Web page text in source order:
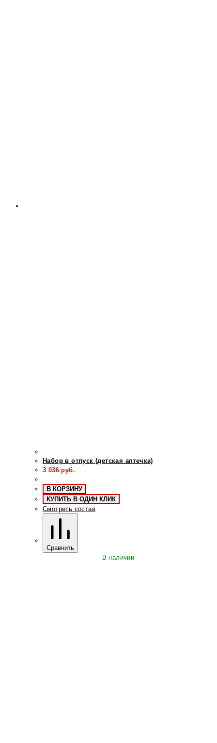
Набор в отпуск (детская аптечка)
3 036 руб.
В КОРЗИНУ
КУПИТЬ В ОДИН КЛИК
Смотреть состав
Сравнить
В наличии